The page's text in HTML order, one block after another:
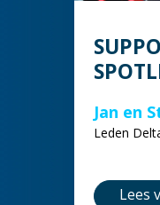
Jan en
Leden
Lees